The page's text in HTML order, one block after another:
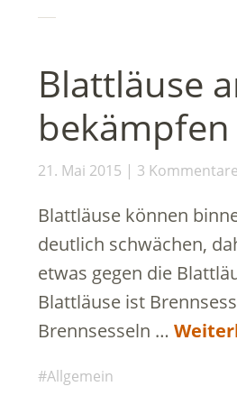
Blattläuse
bekämpfen
21. Mai 2015 3 Kommentare
Blattläuse können
deutlich schwächen,
etwas gegen die
Blattläuse ist
Brennsesseln …
Allgemein